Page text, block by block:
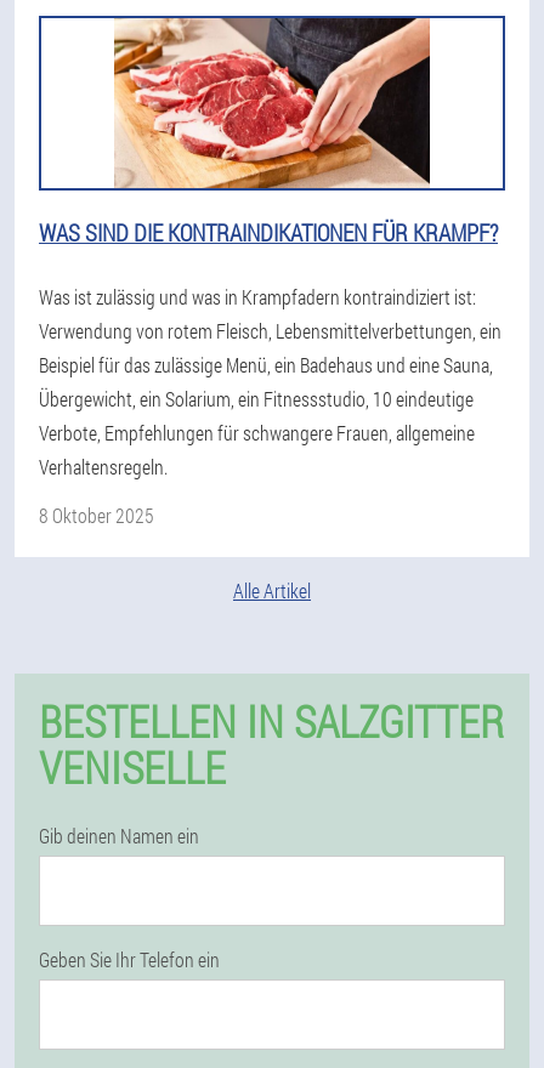
WAS SIND DIE KONTRAINDIKATIONEN FÜR KRAMPF?
Was ist zulässig und was in Krampfadern kontraindiziert ist:
Verwendung von rotem Fleisch, Lebensmittelverbettungen, ein
Beispiel für das zulässige Menü, ein Badehaus und eine Sauna,
Übergewicht, ein Solarium, ein Fitnessstudio, 10 eindeutige
Verbote, Empfehlungen für schwangere Frauen, allgemeine
Verhaltensregeln.
8 Oktober 2025
Alle Artikel
BESTELLEN IN SALZGITTER
VENISELLE
Gib deinen Namen ein
Geben Sie Ihr Telefon ein